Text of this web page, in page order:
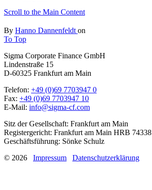
Scroll to the Main Content
By Hanno Dannenfeldt on
To Top
Sigma Corporate Finance GmbH
Lindenstraße 15
D-60325 Frankfurt am Main
Telefon: +49 (0)69 7703947 0
Fax: +49 (0)69 7703947 10
E-Mail: info@sigma-cf.com
Sitz der Gesellschaft: Frankfurt am Main
Registergericht: Frankfurt am Main HRB 74338
Geschäftsführung: Sönke Schulz
© 2026 Impressum Datenschutzerklärung